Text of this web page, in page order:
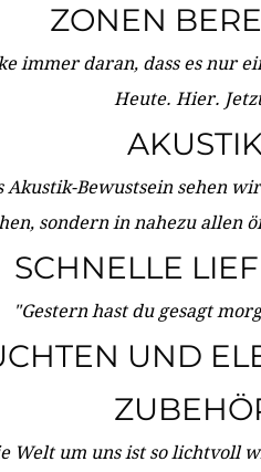
ZONEN
immer daran, dass es nur
Heute. Hier.
Akustik-Bewustsein sehen
sondern in nahezu allen
SCHNELLE
"Gestern hast du gesagt
UND
Welt um uns ist so lichtvoll